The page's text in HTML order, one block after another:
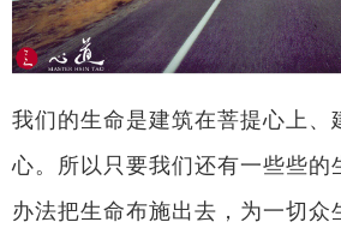
我们的生命是建筑在菩提心上、
心。所以只要我们还有一些些的
办法把生命布施出去，为一切众